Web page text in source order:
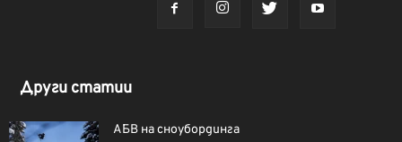
Други статии
АБВ на сноубординга